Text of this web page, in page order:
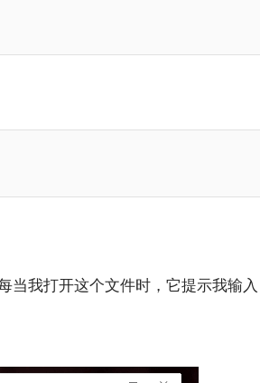
当我打开这个文件时，它提示我输入